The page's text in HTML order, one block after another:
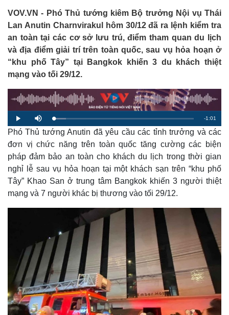
VOV.VN - Phó Thủ tướng kiêm Bộ trưởng Nội vụ Thái
Lan Anutin Charnvirakul hôm 30/12 đã ra lệnh kiểm tra
an toàn tại các cơ sở lưu trú, điểm tham quan du lịch
và địa điểm giải trí trên toàn quốc, sau vụ hỏa hoạn ở
“khu phố Tây” tại Bangkok khiến 3 du khách thiệt
mạng vào tối 29/12.
P
l
a
y
M
u
t
e
L
o
a
d
d
8
.
7
9
R
e
i
T
i
-1:01
Phó Thủ tướng Anutin đã yêu cầu các tỉnh trưởng và các
đơn vị chức năng trên toàn quốc tăng cường các biện
pháp đảm bảo an toàn cho khách du lịch trong thời gian
nghỉ lễ sau vụ hỏa hoạn tại một khách sạn trên “khu phố
Tây” Khao San ở trung tâm Bangkok khiến 3 người thiệt
mạng và 7 người khác bị thương vào tối 29/12.